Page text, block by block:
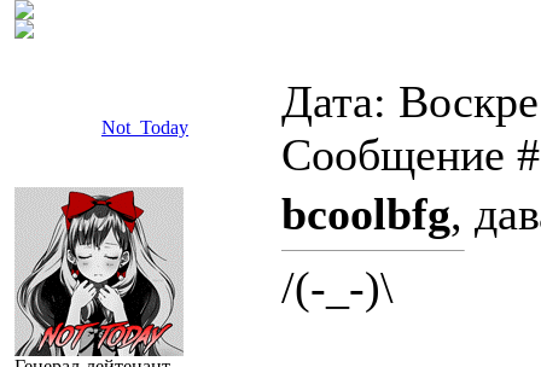
Not_Today
Дата:
Сообщение
bcoolbfg,
/(-_-)\